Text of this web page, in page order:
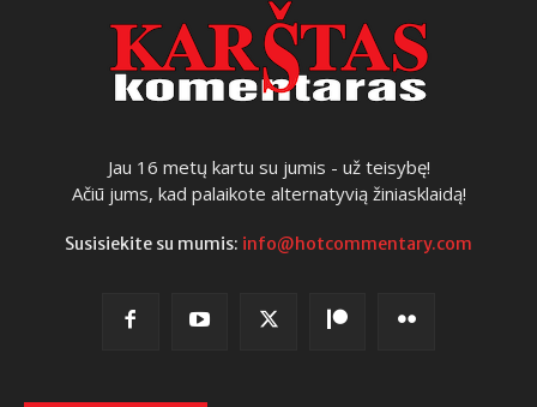
Jau 16 metų kartu su jumis - už teisybę!
Ačiū jums, kad palaikote alternatyvią žiniasklaidą!
Susisiekite su mumis: info@hotcommentary.com